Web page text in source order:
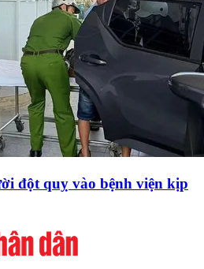
đột quỵ vào bệnh viện kịp